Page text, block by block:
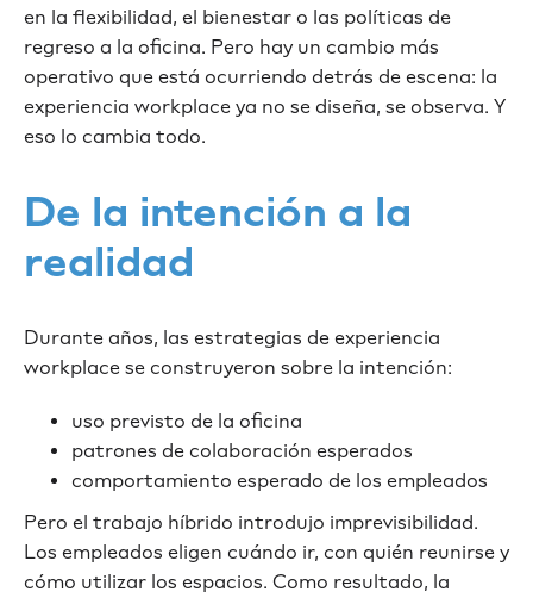
en la flexibilidad, el bienestar o las políticas de
regreso a la oficina. Pero hay un cambio más
operativo que está ocurriendo detrás de escena: la
experiencia workplace ya no se diseña, se observa. Y
eso lo cambia todo.
De la intención a la
realidad
Durante años, las estrategias de experiencia
workplace se construyeron sobre la intención:
uso previsto de la oficina
patrones de colaboración esperados
comportamiento esperado de los empleados
Pero el trabajo híbrido introdujo imprevisibilidad.
Los empleados eligen cuándo ir, con quién reunirse y
cómo utilizar los espacios. Como resultado, la